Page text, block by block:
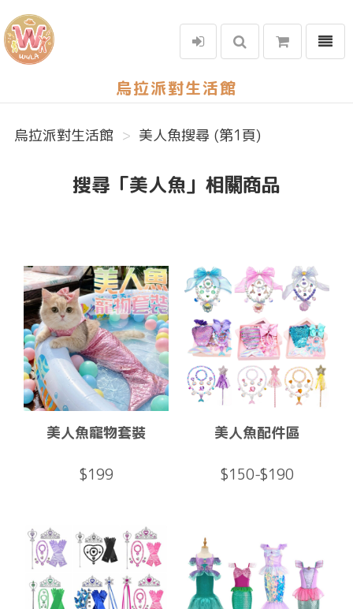
烏拉派對生活館
選單
烏拉派對生活館 美人魚搜尋 (第1頁)
搜尋「美人魚」相關商品
美人魚寵物套裝
$199
美人魚配件區
$150-$190